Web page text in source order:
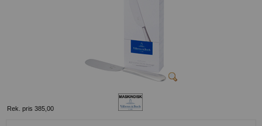
Rek. pris 385,00